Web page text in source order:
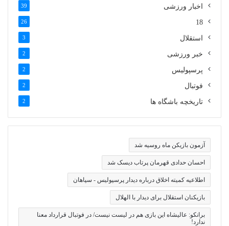
اخبار ورزشی 39
18
26
استقلال 3
خبر ورزشی 2
پرسپولیس 2
فوتبال 2
تاریخچه باشگاه ها 2
آزمون بازیکن ماه روسیه شد
احسان حدادی قهرمان پرتاب دیسک شد
اطلاعیه کمیته اخلاق درباره دیدار پرسپولیس - سپاهان
بازیکنان استقلال برای دیدار با الهلال
برانکو: عالیشاه این بازی هم در لیست نیست/ در فوتبال قرارداد معنا
ندارد!